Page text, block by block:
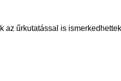
az űrkutatással is